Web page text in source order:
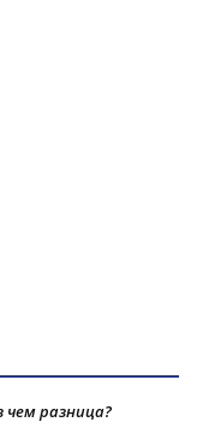
чем разница?